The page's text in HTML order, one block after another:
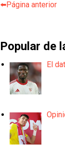
⬅️Página anterior
Popular de
El